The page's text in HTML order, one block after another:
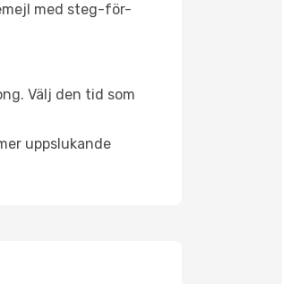
med steg-för-
Välj den tid som
uppslukande